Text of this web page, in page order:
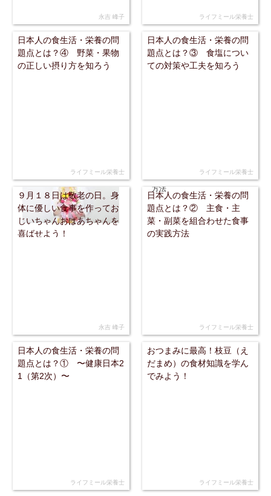
永吉 峰子 ライフミール栄養士
日本人の食生活・栄養の問
題点とは？④ 野菜・果物
の正しい摂り方を知ろう
ライフミール栄養士
日本人の食生活・栄養の問
題点とは？③ 食塩につい
ての対策や工夫を知ろう
ライフミール栄養士
９月１８日は敬老の日。身
体に優しい食事を作ってお
じいちゃんおばあちゃんを
喜ばせよう！
永吉 峰子
日本人の食生活・栄養の問
題点とは？② 主食・主
菜・副菜を組合わせた食事
の実践方法
ライフミール栄養士
日本人の食生活・栄養の問
題点とは？① 〜健康日本2
1（第2次）〜
ライフミール栄養士
おつまみに最高！枝豆（え
だまめ）の食材知識を学ん
でみよう！
ライフミール栄養士